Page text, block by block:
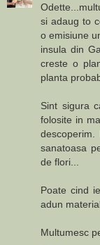
si adaug to
o emisiune
insula din
creste o
planta
Sint sigura
folosite in
sanatoasa
de flori...
Poate cind
adun
Multumesc